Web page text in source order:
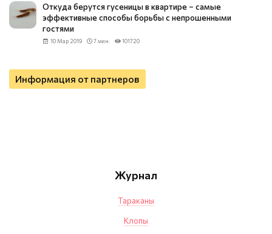
Откуда берутся гусеницы в квартире – самые
эффективные способы борьбы с непрошенными
гостями
10 Мар 2019 7 мин. 101720
Информация от партнеров
Журнал
Тараканы
Клопы